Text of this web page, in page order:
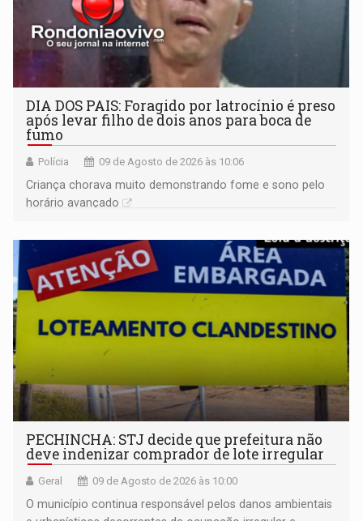
DIA DOS PAIS: Foragido por latrocínio é preso
após levar filho de dois anos para boca de
fumo
Polícia 09 de Agosto de 2026 às 10:06
Criança chorava muito demonstrando fome e sono pelo
horário avançado
PECHINCHA: STJ decide que prefeitura não
deve indenizar comprador de lote irregular
Geral 09 de Agosto de 2026 às 10:00
O município continua responsável pelos danos ambientais